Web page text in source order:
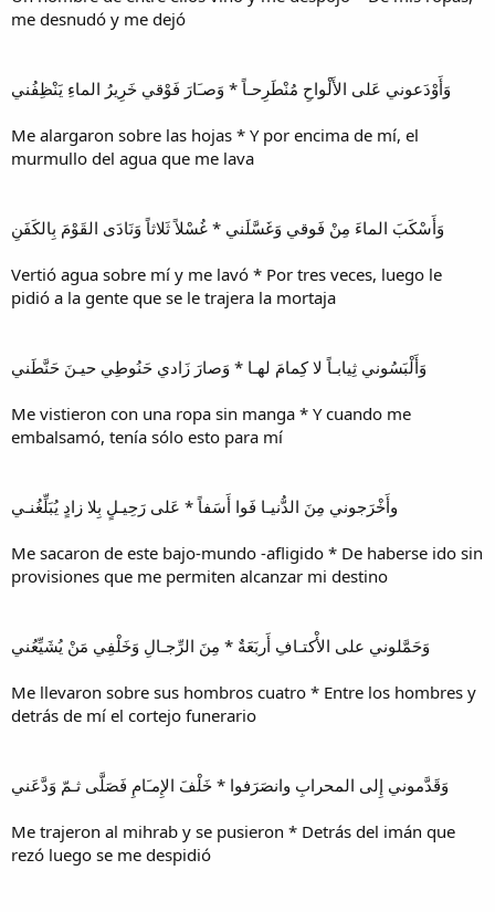
me desnudó y me dejó
وَأَوْدَعوني عَلى الأَلْواحِ مُنْطَرِحـاً * وَصـَارَ فَوْقي خَرِيرُ الماءِ يَنْظِفُني
Me alargaron sobre las hojas * Y por encima de mí, el
murmullo del agua que me lava
وَأَسْكَبَ الماءَ مِنْ فَوقي وَغَسَّلَني * غُسْلاً ثَلاثاً وَنَادَى القَوْمَ بِالكَفَنِ
Vertió agua sobre mí y me lavó * Por tres veces, luego le
pidió a la gente que se le trajera la mortaja
وَأَلْبَسُوني ثِيابـاً لا كِمامَ لهـا * وَصارَ زَادي حَنُوطِي حيـنَ حَنَّطَني
Me vistieron con una ropa sin manga * Y cuando me
embalsamó, tenía sólo esto para mí
وأَخْرَجوني مِنَ الدُّنيـا فَوا أَسَفاً * عَلى رَحِيـلٍ بِلا زادٍ يُبَلِّغُنـي
Me sacaron de este bajo-mundo -afligido * De haberse ido sin
provisiones que me permiten alcanzar mi destino
وَحَمَّلوني على الأْكتـافِ أَربَعَةٌ * مِنَ الرِّجـالِ وَخَلْفِي مَنْ يُشَيِّعُني
Me llevaron sobre sus hombros cuatro * Entre los hombres y
detrás de mí el cortejo funerario
وَقَدَّموني إِلى المحرابِ وانصَرَفوا * خَلْفَ الإِمـَامِ فَصَلَّى ثـمّ وَدَّعَني
Me trajeron al mihrab y se pusieron * Detrás del imán que
rezó luego se me despidió